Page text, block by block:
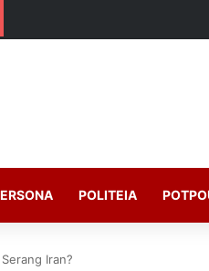
POLITEIA
Iran?